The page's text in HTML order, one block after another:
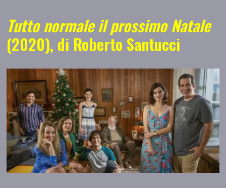
Tutto normale il prossimo Natale
(2020), di Roberto Santucci